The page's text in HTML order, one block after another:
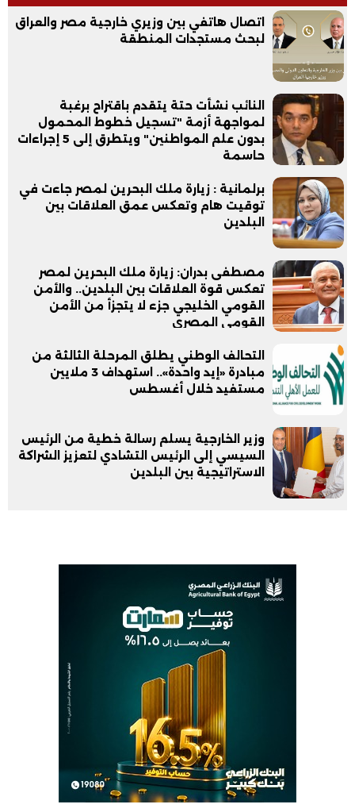
اتصال هاتفي بين وزيري خارجية مصر والعراق
لبحث مستجدات المنطقة
النائب نشأت حتة يتقدم باقتراح برغبة
لمواجهة أزمة "تسجيل خطوط المحمول
بدون علم المواطنين" ويتطرق إلى 5 إجراءات
حاسمة
برلمانية : زيارة ملك البحرين لمصر جاءت في
توقيت هام وتعكس عمق العلاقات بين
البلدين
مصطفى بدران: زيارة ملك البحرين لمصر
تعكس قوة العلاقات بين البلدين.. والأمن
القومي الخليجي جزء لا يتجزأ من الأمن
القومي المصري
التحالف الوطني يطلق المرحلة الثالثة من
مبادرة «إيد واحدة».. استهداف 3 ملايين
مستفيد خلال أغسطس
وزير الخارجية يسلم رسالة خطية من الرئيس
السيسي إلى الرئيس التشادي لتعزيز الشراكة
الاستراتيجية بين البلدين